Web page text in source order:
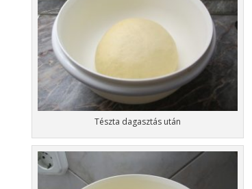
Tészta dagasztás után